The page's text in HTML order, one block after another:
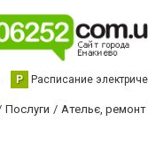
Р Расписание
Послуги
Ательє, ремонт